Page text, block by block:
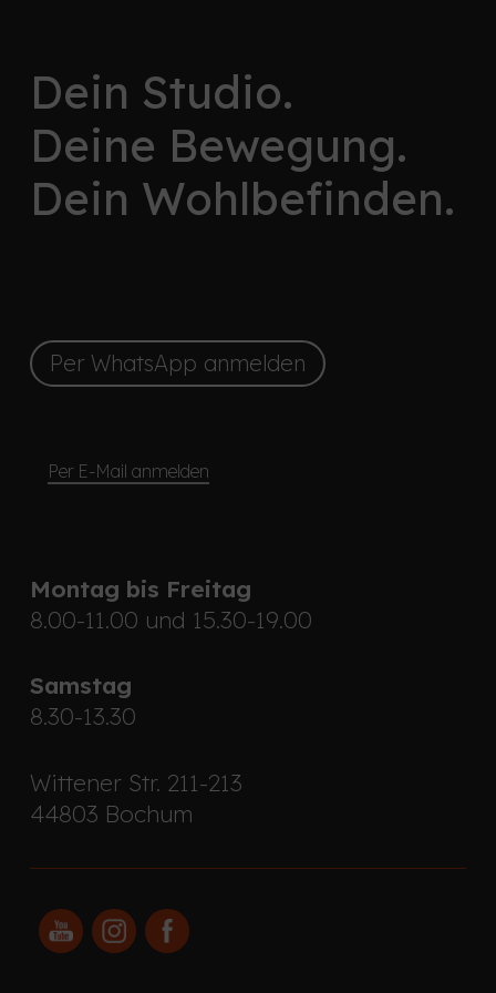
Dein Studio.
Deine Bewegung.
Dein Wohl­befinden.
Per WhatsApp anmelden
Per E-Mail anmelden
Montag bis Freitag
8.00-11.00 und 15.30-19.00
Samstag
8.30-13.30
Wittener Str. 211-213
44803 Bochum